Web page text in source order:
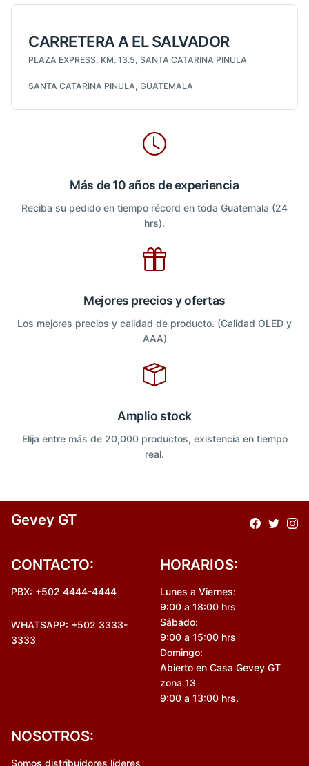
CARRETERA A EL SALVADOR
PLAZA EXPRESS, KM. 13.5, SANTA CATARINA PINULA
SANTA CATARINA PINULA, GUATEMALA
Más de 10 años de experiencia
Reciba su pedido en tiempo récord en toda Guatemala (24
hrs).
Mejores precios y ofertas
Los mejores precios y calidad de producto. (Calidad OLED y
AAA)
Amplio stock
Elija entre más de 20,000 productos, existencia en tiempo
real.
Gevey GT
CONTACTO:
PBX: +502 4444-4444
WHATSAPP: +502 3333-
3333
HORARIOS:
Lunes a Viernes:
9:00 a 18:00 hrs
Sábado:
9:00 a 15:00 hrs
Domingo:
Abierto en Casa Gevey GT
zona 13
9:00 a 13:00 hrs.
NOSOTROS:
Somos distribuidores líderes